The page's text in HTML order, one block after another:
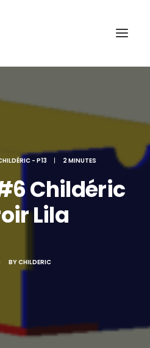
- P13 | 2 MINUTES
Childéric
Lila
BYCHILDERIC